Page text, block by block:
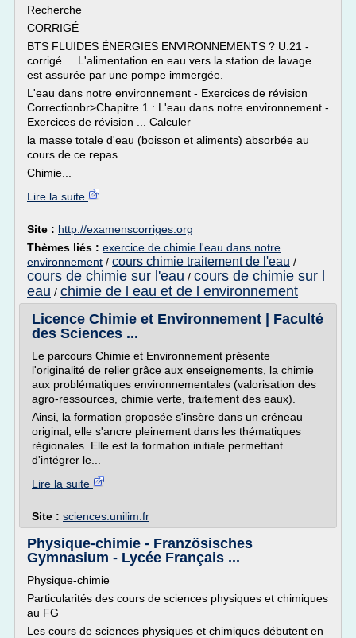
Recherche
CORRIGÉ
BTS FLUIDES ÉNERGIES ENVIRONNEMENTS ? U.21 -
corrigé ... L'alimentation en eau vers la station de lavage
est assurée par une pompe immergée.
L'eau dans notre environnement - Exercices de révision
Correctionbr>Chapitre 1 : L'eau dans notre environnement -
Exercices de révision ... Calculer
la masse totale d'eau (boisson et aliments) absorbée au
cours de ce repas.
Chimie...
Lire la suite
Site : http://examenscorriges.org
Thèmes liés : exercice de chimie l'eau dans notre
environnement / cours chimie traitement de l'eau /
cours de chimie sur l'eau / cours de chimie sur l
eau / chimie de l eau et de l environnement
Licence Chimie et Environnement | Faculté
des Sciences ...
Le parcours Chimie et Environnement présente
l'originalité de relier grâce aux enseignements, la chimie
aux problématiques environnementales (valorisation des
agro-ressources, chimie verte, traitement des eaux).
Ainsi, la formation proposée s'insère dans un créneau
original, elle s'ancre pleinement dans les thématiques
régionales. Elle est la formation initiale permettant
d'intégrer le...
Lire la suite
Site : sciences.unilim.fr
Physique-chimie - Französisches
Gymnasium - Lycée Français ...
Physique-chimie
Particularités des cours de sciences physiques et chimiques
au FG
Les cours de sciences physiques et chimiques débutent en